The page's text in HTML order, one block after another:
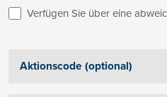
Verfügen Sie über eine